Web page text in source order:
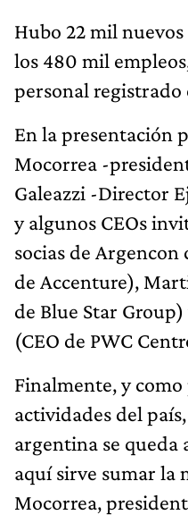
Hubo 22 mil
los 480 mil
personal
En la presentación
Mocorrea -
Galeazzi -Director
y algunos CEOs
socias de Argencon
de Accenture),
de Blue Star
(CEO de PWC
Finalmente, y como
actividades del
argentina se queda
aquí sirve sumar la
Mocorrea,